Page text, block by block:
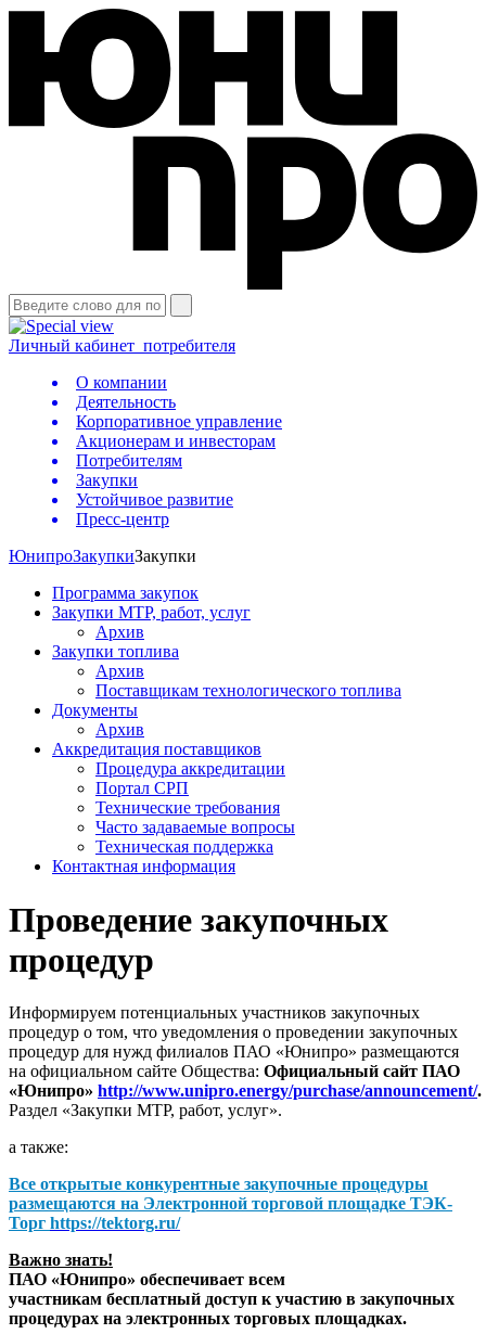
Личный кабинет потребителя
О компании
Деятельность
Корпоративное управление
Акционерам и инвесторам
Потребителям
Закупки
Устойчивое развитие
Пресс-центр
ЮнипроЗакупкиЗакупки
Программа закупок
Закупки МТР, работ, услуг
Архив
Закупки топлива
Архив
Поставщикам технологического топлива
Документы
Архив
Аккредитация поставщиков
Процедура аккредитации
Портал СРП
Технические требования
Часто задаваемые вопросы
Техническая поддержка
Контактная информация
Проведение закупочных
процедур
Информируем потенциальных участников закупочных
процедур о том, что уведомления о проведении закупочных
процедур для нужд филиалов ПАО «Юнипро» размещаются
на официальном сайте Общества: Официальный сайт ПАО
«Юнипро» http://www.unipro.energy/purchase/announcement/.
Раздел «Закупки МТР, работ, услуг».
а также:
Все открытые конкурентные закупочные процедуры
размещаются на Электронной торговой площадке ТЭК-
Торг https://tektorg.ru/
Важно знать!
ПАО «Юнипро» обеспечивает всем
участникам бесплатный доступ к участию в закупочных
процедурах на электронных торговых площадках.